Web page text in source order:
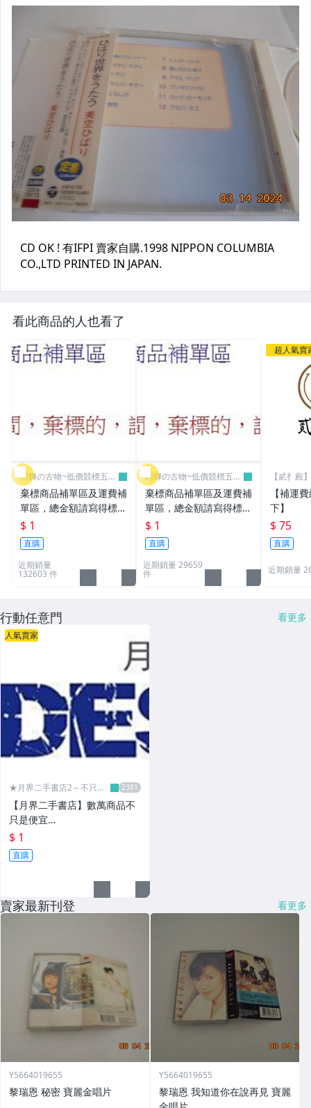
看此商品的人也看了
阿輝の古物~低價競標五六
日結標
棄標商品補單區及運費補
單區，總金額請寫得標商
品金額，運費請寫棄標商
品原設定之運費
$ 1
直購
近期銷量
132603 件
阿輝の古物~低價競標五六
日結標
棄標商品補單區及運費補
單區，總金額請寫得標商
品金額，運費請寫棄標商
品原設定之運費
$ 1
直購
近期銷量 29659
件
超人氣賣
【貳扌殿
我
【補運
下】
$ 75
直購
近期銷量
行動任意門 看更多
人氣賣家
★月界二手書店2～不只是
【月界二手書店】數萬商品不
只是便宜…
$ 1
直購
賣家最新刊登 看更多
Y5664019655
黎瑞恩 秘密 寶麗金唱片
Y5664019655
黎瑞恩 我知道你在說再見 寶麗